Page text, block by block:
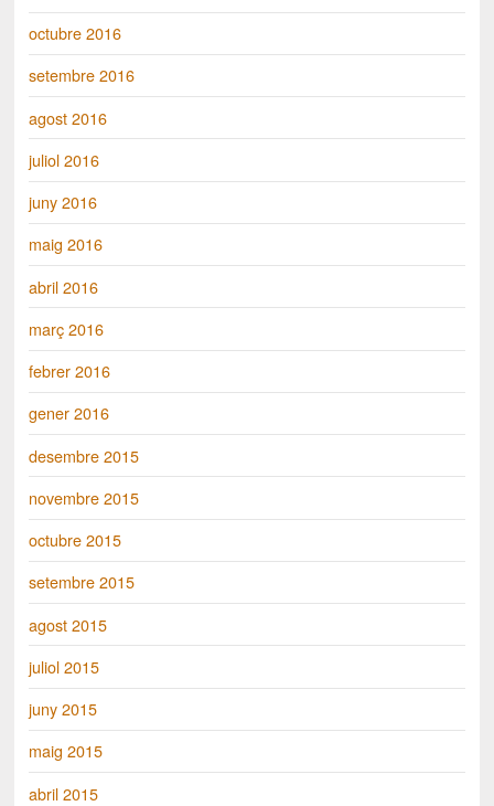
octubre 2016
setembre 2016
agost 2016
juliol 2016
juny 2016
maig 2016
abril 2016
març 2016
febrer 2016
gener 2016
desembre 2015
novembre 2015
octubre 2015
setembre 2015
agost 2015
juliol 2015
juny 2015
maig 2015
abril 2015